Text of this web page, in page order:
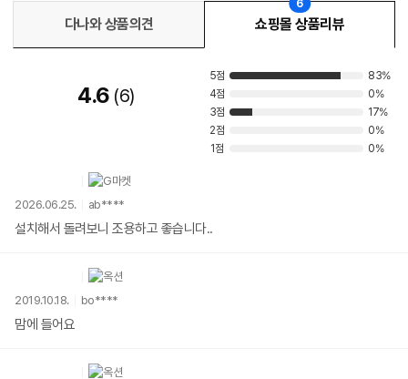
다나와 상품의견 쇼핑몰 상품리뷰
6
4.6 6
5점
83%
4점
0%
3점
17%
2점
0%
1점
0%
2026.06.25. ab****
설치해서 돌려보니 조용하고 좋습니다..
2019.10.18. bo****
맘에 들어요